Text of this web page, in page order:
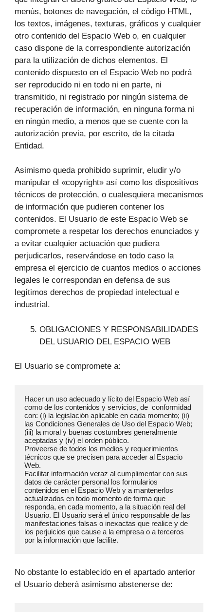
menús, botones de navegación, el código HTML,
los textos, imágenes, texturas, gráficos y cualquier
otro contenido del Espacio Web o, en cualquier
caso dispone de la correspondiente autorización
para la utilización de dichos elementos. El
contenido dispuesto en el Espacio Web no podrá
ser reproducido ni en todo ni en parte, ni
transmitido, ni registrado por ningún sistema de
recuperación de información, en ninguna forma ni
en ningún medio, a menos que se cuente con la
autorización previa, por escrito, de la citada
Entidad.
Asimismo queda prohibido suprimir, eludir y/o
manipular el «copyright» así como los dispositivos
técnicos de protección, o cualesquiera mecanismos
de información que pudieren contener los
contenidos. El Usuario de este Espacio Web se
compromete a respetar los derechos enunciados y
a evitar cualquier actuación que pudiera
perjudicarlos, reservándose en todo caso la
empresa el ejercicio de cuantos medios o acciones
legales le correspondan en defensa de sus
legítimos derechos de propiedad intelectual e
industrial.
OBLIGACIONES Y RESPONSABILIDADES
DEL USUARIO DEL ESPACIO WEB
El Usuario se compromete a:
Hacer un uso adecuado y lícito del Espacio Web así
como de los contenidos y servicios, de  conformidad
con: (i) la legislación aplicable en cada momento; (ii)
las Condiciones Generales de Uso del Espacio Web;
(iii) la moral y buenas costumbres generalmente
aceptadas y (iv) el orden público.
Proveerse de todos los medios y requerimientos
técnicos que se precisen para acceder al Espacio
Web.
Facilitar información veraz al cumplimentar con sus
datos de carácter personal los formularios
contenidos en el Espacio Web y a mantenerlos
actualizados en todo momento de forma que
responda, en cada momento, a la situación real del
Usuario. El Usuario será el único responsable de las
manifestaciones falsas o inexactas que realice y de
los perjuicios que cause a la empresa o a terceros
por la información que facilite.
No obstante lo establecido en el apartado anterior
el Usuario deberá asimismo abstenerse de: